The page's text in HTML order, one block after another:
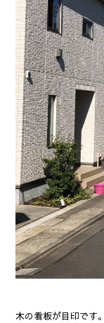
木の看板が目印です。